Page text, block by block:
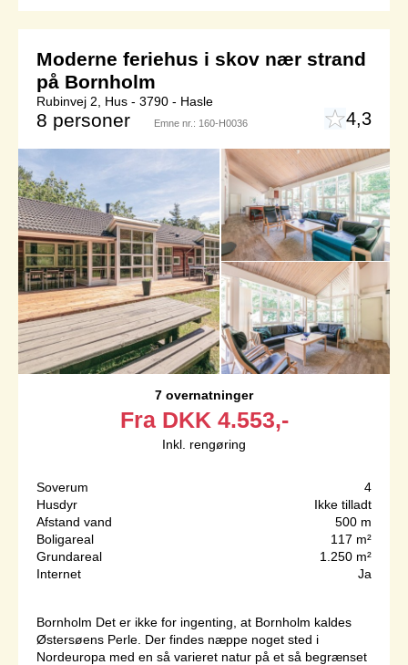
Moderne feriehus i skov nær strand
på Bornholm
Rubinvej 2, Hus - 3790 - Hasle
8 personer Emne nr.: 160-H0036 4,3
7 overnatninger
Fra DKK 4.553,-
Inkl. rengøring
Soverum
4
Husdyr
Ikke tilladt
Afstand vand
500 m
Boligareal
117 m²
Grundareal
1.250 m²
Internet
Ja
Bornholm Det er ikke for ingenting, at Bornholm kaldes
Østersøens Perle. Der findes næppe noget sted i
Nordeuropa med en så varieret natur på et så begrænset